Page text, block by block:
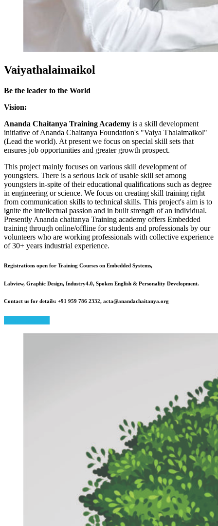
Vaiyathalaimaikol
Be the leader to the World
Vision:
Ananda Chaitanya Training Academy is a skill development
initiative of Ananda Chaitanya Foundation's "Vaiya Thalaimaikol"
(Lead the world). At present we focus on special skill sets that
ensures job opportunities and greater growth prospect.
This project mainly focuses on various skill development of
youngsters. There is a serious lack of usable skill set among
youngsters in-spite of their educational qualifications such as degree
in engineering or science. We focus on creating skill training right
from communication skills to technical skills. This project's aim is to
ignite the intellectual passion and in built strength of an individual.
Presently Ananda chaitanya Training academy offers Embedded
training through online/offline for students and professionals by our
volunteers who are working professionals with collective experience
of 30+ years industrial experience.
Registrations open for Training Courses on Embedded Systems,
Labview, Graphic Design, Industry4.0, Spoken English & Personality Development.
Contact us for details: +91 959 786 2332, acta@anandachaitanya.org